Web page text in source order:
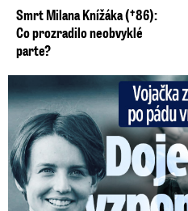
Smrt Milana Knížáka (†86):
Co prozradilo neobvyklé
parte?
Vojačka zemřela po pádu